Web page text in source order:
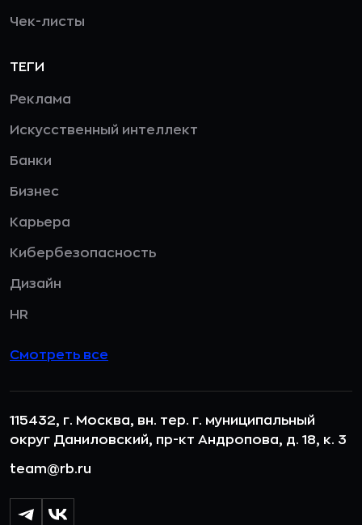
Чек-листы
ТЕГИ
Реклама
Искусственный интеллект
Банки
Бизнес
Карьера
Кибербезопасность
Дизайн
HR
Смотреть все
115432, г. Москва, вн. тер. г. муниципальный
округ Даниловский, пр-кт Андропова, д. 18, к. 3
team@rb.ru